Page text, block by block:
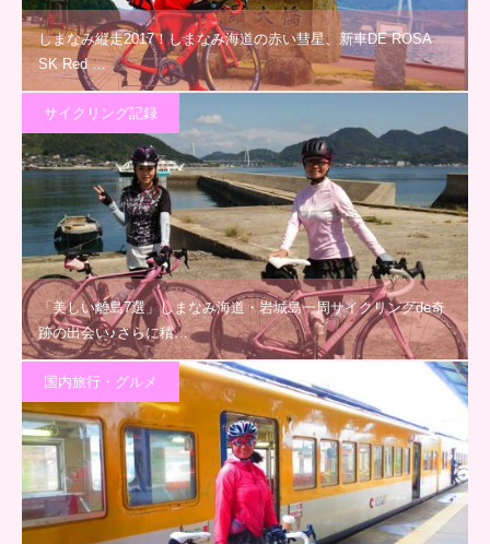
しまなみ縦走2017！しまなみ海道の赤い彗星、新車DE ROSA
SK Red …
サイクリング記録
「美しい離島7選」しまなみ海道・岩城島一周サイクリングde奇
跡の出会い♪さらに積…
国内旅行・グルメ